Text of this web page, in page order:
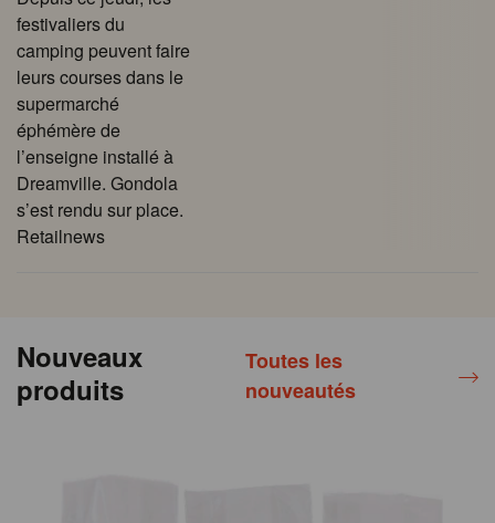
festivaliers du
camping peuvent faire
leurs courses dans le
supermarché
éphémère de
l’enseigne installé à
Dreamville. Gondola
s’est rendu sur place.
Retailnews
Nouveaux
produits
Toutes les
nouveautés